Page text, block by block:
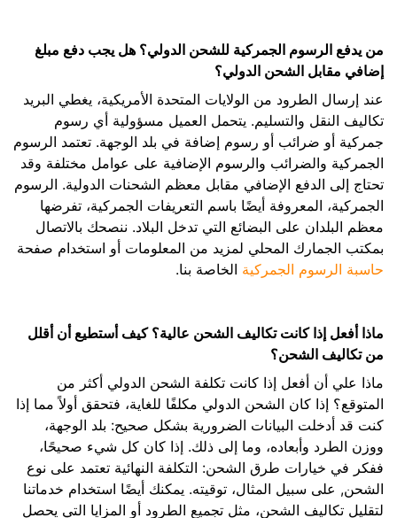
من يدفع الرسوم الجمركية للشحن الدولي؟ هل يجب دفع مبلغ
إضافي مقابل الشحن الدولي؟
عند إرسال الطرود من الولايات المتحدة الأمريكية، يغطي البريد
تكاليف النقل والتسليم. يتحمل العميل مسؤولية أي رسوم
جمركية أو ضرائب أو رسوم إضافة في بلد الوجهة. تعتمد الرسوم
الجمركية والضرائب والرسوم الإضافية على عوامل مختلفة وقد
تحتاج إلى الدفع الإضافي مقابل معظم الشحنات الدولية. الرسوم
الجمركية، المعروفة أيضًا باسم التعريفات الجمركية، تفرضها
معظم البلدان على البضائع التي تدخل البلاد. ننصحك بالاتصال
بمكتب الجمارك المحلي لمزيد من المعلومات أو استخدام صفحة
حاسبة الرسوم الجمركية الخاصة بنا.
ماذا أفعل إذا كانت تكاليف الشحن عالية؟ كيف أستطيع أن أقلل
من تكاليف الشحن؟
ماذا علي أن أفعل إذا كانت تكلفة الشحن الدولي أكثر من
المتوقع؟ إذا كان الشحن الدولي مكلفًا للغاية، فتحقق أولاً مما إذا
كنت قد أدخلت البيانات الضرورية بشكل صحيح: بلد الوجهة،
ووزن الطرد وأبعاده، وما إلى ذلك. إذا كان كل شيء صحيحًا،
ففكر في خيارات طرق الشحن: التكلفة النهائية تعتمد على نوع
الشحن, على سبيل المثال، توقيته. يمكنك أيضًا استخدام خدماتنا
لتقليل تكاليف الشحن، مثل تجميع الطرود أو المزايا التي يحصل